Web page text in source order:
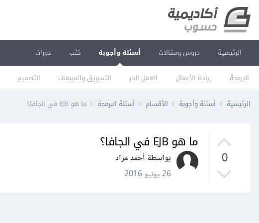
الرئيسية دروس ومقالات أسئلة وأجوبة
البرمجة ريادة الأعمال العمل الحر التسويق والمبيعات التصميم
كتب دورات
الرئيسية أسئلة وأجوبة الأقسام أسئلة البرمجة ما هو EJB في الجافا؟
0
ما هو EJB في الجافا؟
بواسطة أحمد مراد
26 يونيو 2016